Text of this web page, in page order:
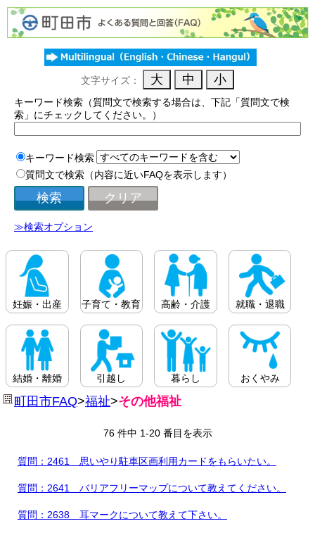
文字サイズ：
キーワード検索（質問文で検索する場合は、下記「質問文で検
索」にチェックしてください。）
キーワード検索
質問文で検索（内容に近いFAQを表示します）
≫検索オプション
妊娠・出産 子育て・教育 高齢・介護 就職・退職
結婚・離婚 引越し 暮らし おくやみ
町田市FAQ>福祉>その他福祉
76 件中 1-20 番目を表示
質問：2461 思いやり駐車区画利用カードをもらいたい。
質問：2641 バリアフリーマップについて教えてください。
質問：2638 耳マークについて教えて下さい。